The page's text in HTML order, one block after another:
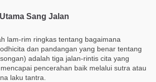
Sang Jalan
lam-rim ringkas tentang bagaimana
dan pandangan yang benar tentang
adalah tiga jalan-rintis cita yang
pencerahan baik melalui sutra atau
laku tantra.